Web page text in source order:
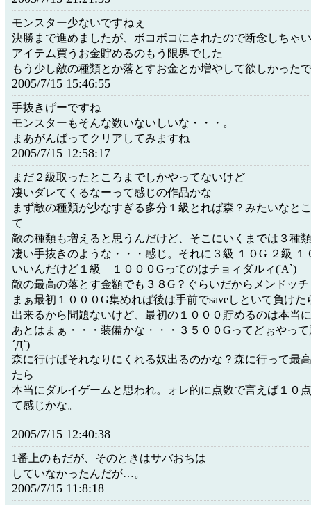
モンスター少ないですねぇ
決勝まで進めましたが、ボコボコにされたので断念しちゃ
アイテム買うお金貯めるのもう限界でした
もう少し敵の種類とか落とすお金とか増やして欲しかった
2005/7/15 15:46:55
手抜きげーですね
モンスターもそんな数いないしいな・・・。
まあがんばってクリアしてみますね
2005/7/15 12:58:17
まだ２級取ったところまでしかやってないけど
凄いダレてくるなーって感じの作品かな
まず敵の種類が少なすぎる多分１級とれば森？みたいなと
て
敵の種類も増えると思うんだけど、そこにいくまでは３種
凄い手抜きのような・・・感じ。それに３級 １０G ２級 １
いいんだけど１級 １０００Gってのはチョィダルィ('A`)
敵の最高の落とす金額でも３８G？ぐらいだからメンドッ
まぁ最初１０００G集めれば後は手前でsaveしといて負け
出来るから問題ないけど、最初の１０００貯めるのは本当
あとはまぁ・・・装備かな・・・３５００Gってどぉやっ
´Д`)
森に行けばそれなりにくれる奴出るのかな？森に行って最
たら
本当にダルイゲームと思われ。ォレ的に点数で言えば１０
て感じかな。
2005/7/15 12:40:38
1番上のもだが、そのときはサバおちは
していなかったんだが…。
2005/7/15 11:8:18